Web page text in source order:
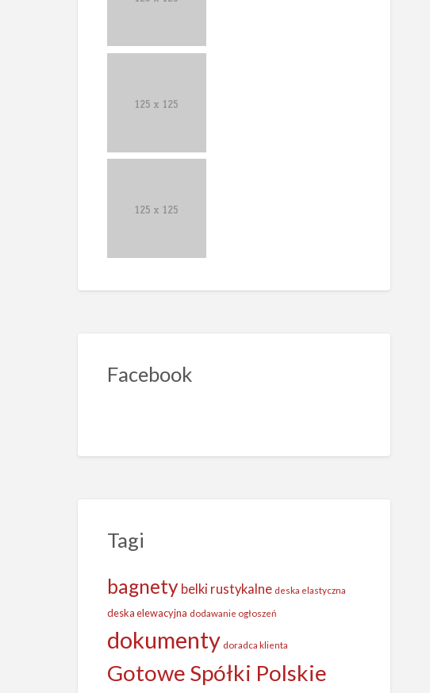
Facebook
Tagi
bagnety belki rustykalne deska elastyczna
deska elewacyjna dodawanie ogłoszeń
dokumenty doradca klienta
Gotowe Spółki Polskie